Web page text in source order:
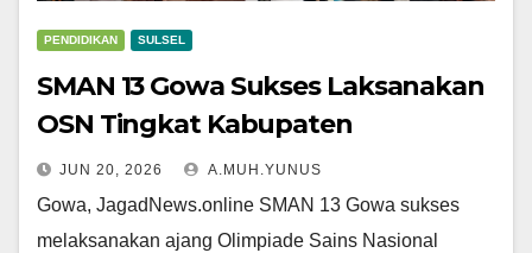
PENDIDIKAN SULSEL
SMAN 13 Gowa Sukses Laksanakan
OSN Tingkat Kabupaten
JUN 20, 2026 A.MUH.YUNUS
Gowa, JagadNews.online SMAN 13 Gowa sukses
melaksanakan ajang Olimpiade Sains Nasional